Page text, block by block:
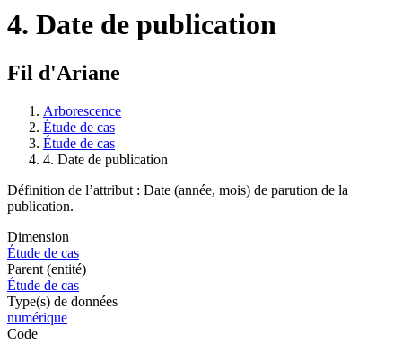
4. Date de publication
Fil d'Ariane
Arborescence
Étude de cas
Étude de cas
4. Date de publication
Définition de l’attribut : Date (année, mois) de parution de la
publication.
Dimension
Étude de cas
Parent (entité)
Étude de cas
Type(s) de données
numérique
Code